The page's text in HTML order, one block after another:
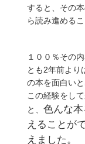
すると、その
ら読み進める
１００％その
とも2年前より
の本を面白い
この経験をし
と、 色んな
えることが
えました。